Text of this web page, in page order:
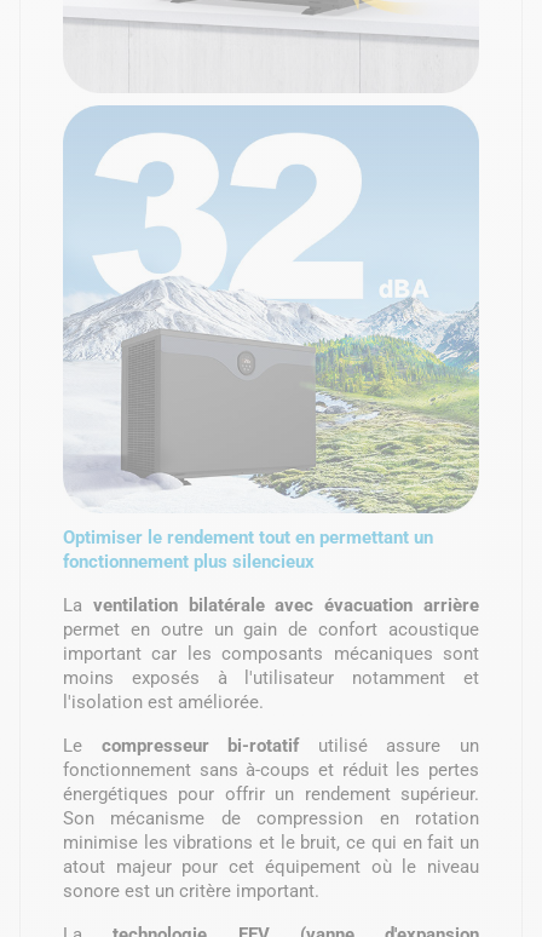
Optimiser le rendement tout en permettant un
fonctionnement plus silencieux
La ventilation bilatérale avec évacuation arrière
permet en outre un gain de confort acoustique
important car les composants mécaniques sont
moins exposés à l'utilisateur notamment et
l'isolation est améliorée.
Le compresseur bi-rotatifutilisé assure un
fonctionnement sans à-coups et réduit les pertes
énergétiques pour offrir un rendement supérieur.
Son mécanisme de compression en rotation
minimise les vibrations et le bruit, ce qui en fait un
atout majeur pour cet équipement où le niveau
sonore est un critère important.